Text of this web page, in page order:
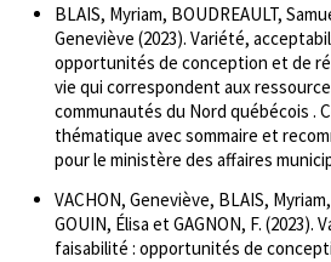
BLAIS, Myriam, BOUDREAULT,
Geneviève (2023). Variété,
opportunités de conception et de
vie qui correspondent aux
communautés du Nord québécois .
thématique avec sommaire et
pour le ministère des affaires
VACHON, Geneviève, BLAIS,
GOUIN, Élisa et GAGNON, F.
faisabilité : opportunités de